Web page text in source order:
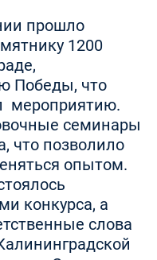
прошло
1200
Победы, что
мероприятию.
семинары
что позволило
опытом.
конкурса, а
слова